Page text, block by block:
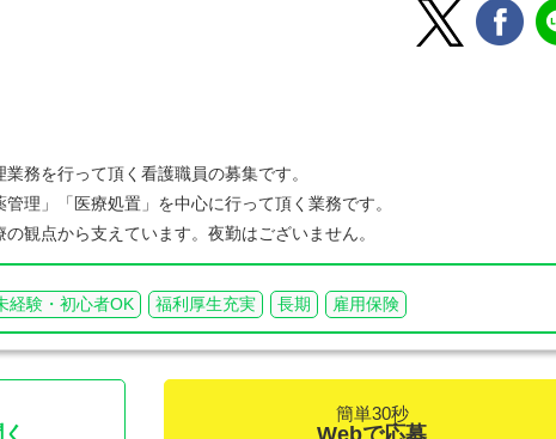
務を行って頂く看護職員の募集です。
理」「医療処置」を中心に行って頂く業務です。
観点から支えています。夜勤はございません。
経験・初心者OK 福利厚生充実 長期 雇用保険
簡単30秒
Webで応募